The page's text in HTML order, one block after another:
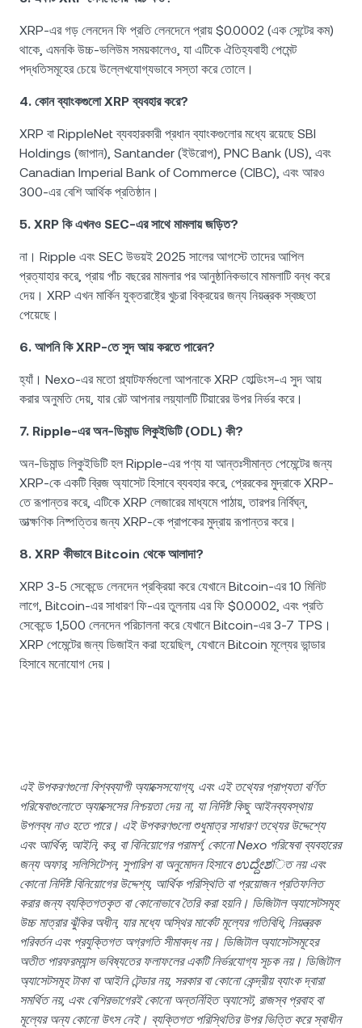
XRP-এর গড় লেনদেন ফি প্রতি লেনদেনে প্রায় $0.0002 (এক সেন্টের কম)
থাকে, এমনকি উচ্চ-ভলিউম সময়কালেও, যা এটিকে ঐতিহ্যবাহী পেমেন্ট
পদ্ধতিসমূহের চেয়ে উল্লেখযোগ্যভাবে সস্তা করে তোলে।
4. কোন ব্যাংকগুলো XRP ব্যবহার করে?
XRP বা RippleNet ব্যবহারকারী প্রধান ব্যাংকগুলোর মধ্যে রয়েছে SBI
Holdings (জাপান), Santander (ইউরোপ), PNC Bank (US), এবং
Canadian Imperial Bank of Commerce (CIBC), এবং আরও
300-এর বেশি আর্থিক প্রতিষ্ঠান।
5. XRP কি এখনও SEC-এর সাথে মামলায় জড়িত?
না। Ripple এবং SEC উভয়ই 2025 সালের আগস্টে তাদের আপিল
প্রত্যাহার করে, প্রায় পাঁচ বছরের মামলার পর আনুষ্ঠানিকভাবে মামলাটি বন্ধ করে
দেয়। XRP এখন মার্কিন যুক্তরাষ্ট্রে খুচরা বিক্রয়ের জন্য নিয়ন্ত্রক স্বচ্ছতা
পেয়েছে।
6. আপনি কি XRP-তে সুদ আয় করতে পারেন?
হ্যাঁ। Nexo-এর মতো প্ল্যাটফর্মগুলো আপনাকে XRP হোল্ডিংস-এ সুদ আয়
করার অনুমতি দেয়, যার রেট আপনার লয়্যালটি টিয়ারের উপর নির্ভর করে।
7. Ripple-এর অন-ডিমান্ড লিকুইডিটি (ODL) কী?
অন-ডিমান্ড লিকুইডিটি হল Ripple-এর পণ্য যা আন্তঃসীমান্ত পেমেন্টের জন্য
XRP-কে একটি ব্রিজ অ্যাসেট হিসাবে ব্যবহার করে, প্রেরকের মুদ্রাকে XRP-
তে রূপান্তর করে, এটিকে XRP লেজারের মাধ্যমে পাঠায়, তারপর নির্বিঘ্ন,
তাত্ক্ষণিক নিষ্পত্তির জন্য XRP-কে প্রাপকের মুদ্রায় রূপান্তর করে।
8. XRP কীভাবে Bitcoin থেকে আলাদা?
XRP 3-5 সেকেন্ডে লেনদেন প্রক্রিয়া করে যেখানে Bitcoin-এর 10 মিনিট
লাগে, Bitcoin-এর সাধারণ ফি-এর তুলনায় এর ফি $0.0002, এবং প্রতি
সেকেন্ডে 1,500 লেনদেন পরিচালনা করে যেখানে Bitcoin-এর 3-7 TPS।
XRP পেমেন্টের জন্য ডিজাইন করা হয়েছিল, যেখানে Bitcoin মূল্যের ভান্ডার
হিসাবে মনোযোগ দেয়।
এই উপকরণগুলো বিশ্বব্যাপী অ্যাক্সেসযোগ্য, এবং এই তথ্যের প্রাপ্যতা বর্ণিত
পরিষেবাগুলোতে অ্যাক্সেসের নিশ্চয়তা দেয় না, যা নির্দিষ্ট কিছু আইনব্যবস্থায়
উপলব্ধ নাও হতে পারে। এই উপকরণগুলো শুধুমাত্র সাধারণ তথ্যের উদ্দেশ্যে
এবং আর্থিক, আইনি, কর, বা বিনিয়োগের পরামর্শ, কোনো Nexo পরিষেবা ব্যবহারের
জন্য অফার, সলিসিটেশন, সুপারিশ বা অনুমোদন হিসাবে ಉದ್ದೇಶিত নয় এবং
কোনো নির্দিষ্ট বিনিয়োগের উদ্দেশ্য, আর্থিক পরিস্থিতি বা প্রয়োজন প্রতিফলিত
করার জন্য ব্যক্তিগতকৃত বা কোনোভাবে তৈরি করা হয়নি। ডিজিটাল অ্যাসেটসমূহ
উচ্চ মাত্রার ঝুঁকির অধীন, যার মধ্যে অস্থির মার্কেট মূল্যের গতিবিধি, নিয়ন্ত্রক
পরিবর্তন এবং প্রযুক্তিগত অগ্রগতি সীমাবদ্ধ নয়। ডিজিটাল অ্যাসেটসমূহের
অতীত পারফরম্যান্স ভবিষ্যতের ফলাফলের একটি নির্ভরযোগ্য সূচক নয়। ডিজিটাল
অ্যাসেটসমূহ টাকা বা আইনি টেন্ডার নয়, সরকার বা কোনো কেন্দ্রীয় ব্যাংক দ্বারা
সমর্থিত নয়, এবং বেশিরভাগেরই কোনো অন্তর্নিহিত অ্যাসেট, রাজস্ব প্রবাহ বা
মূল্যের অন্য কোনো উৎস নেই। ব্যক্তিগত পরিস্থিতির উপর ভিত্তি করে স্বাধীন